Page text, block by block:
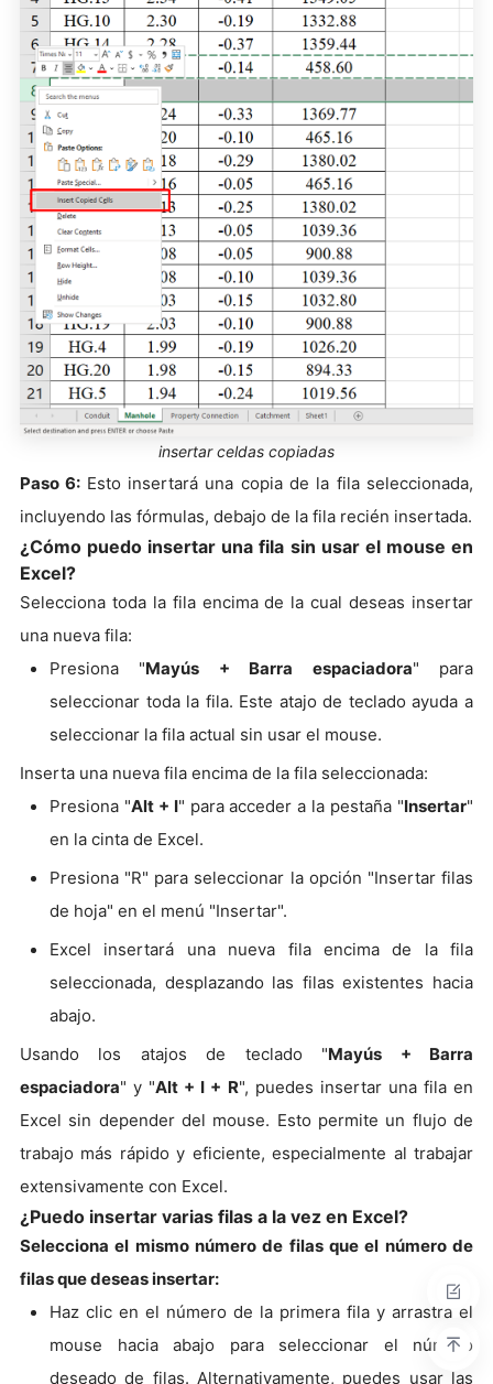
insertar celdas copiadas
Paso 6: Esto insertará una copia de la fila seleccionada,
incluyendo las fórmulas, debajo de la fila recién insertada.
¿Cómo puedo insertar una fila sin usar el mouse en
Excel?
Selecciona toda la fila encima de la cual deseas insertar
una nueva fila:
Presiona "Mayús + Barra espaciadora" para
seleccionar toda la fila. Este atajo de teclado ayuda a
seleccionar la fila actual sin usar el mouse.
Inserta una nueva fila encima de la fila seleccionada:
Presiona "Alt + I" para acceder a la pestaña "Insertar"
en la cinta de Excel.
Presiona "R" para seleccionar la opción "Insertar filas
de hoja" en el menú "Insertar".
Excel insertará una nueva fila encima de la fila
seleccionada, desplazando las filas existentes hacia
abajo.
Usando los atajos de teclado "Mayús + Barra
espaciadora" y "Alt + I + R", puedes insertar una fila en
Excel sin depender del mouse. Esto permite un flujo de
trabajo más rápido y eficiente, especialmente al trabajar
extensivamente con Excel.
¿Puedo insertar varias filas a la vez en Excel?
Selecciona el mismo número de filas que el número de
filas que deseas insertar:
Haz clic en el número de la primera fila y arrastra el
mouse hacia abajo para seleccionar el número
deseado de filas. Alternativamente, puedes usar las